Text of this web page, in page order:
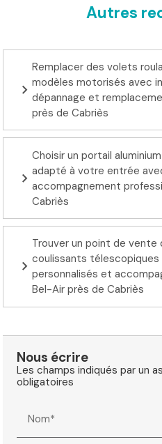
Autres
Remplacer des volets
modèles motorisés avec
dépannage et
près de Cabriès
Choisir un portail
adapté à votre entrée
accompagnement
Cabriès
Trouver un point de vente
coulissants télescopiques
personnalisés et
Bel-Air près de Cabriès
Nous écrire
Les champs indiqués par un
obligatoires
Nom*